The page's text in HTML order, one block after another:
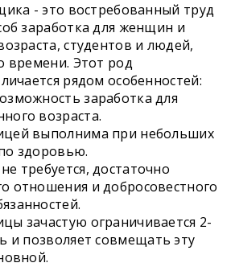
- это востребованный труд
заработка для женщин и
студентов и людей,
времени. Этот род
рядом особенностей:
заработка для
возраста.
выполнима при небольших
здоровью.
требуется, достаточно
отношения и добросовестного
зачастую ограничивается 2-
и позволяет совмещать эту